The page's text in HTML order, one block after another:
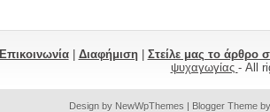
Επικοινωνία| Διαφήμιση| Στείλε μας το άρθρο
ψυχαγωγίας - All
Design by NewWpThemes | Blogger Theme